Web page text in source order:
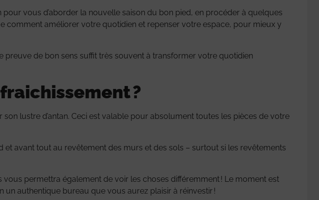
vous d’aborder la nouvelle saison du bon pied, en procéder à quelques
comment améliorer votre quotidien et repenser votre espace, pour mieux y
preuve de bon sens suffit très souvent à transformer votre quotidien
?
lustre d’antan. Ceci est valable pour absolument toutes les pièces de votre
avant tout au revêtement des murs et des sols – surtout si les revêtements
permettra également de voir les choses différemment ! Le moment est
authentique bureau que vous aurez plaisir à réinvestir !